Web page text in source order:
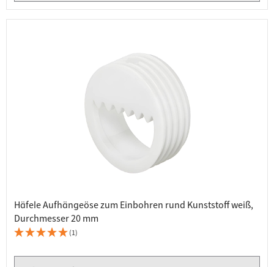
Häfele Aufhängeöse zum Einbohren rund Kunststoff weiß,
Durchmesser 20 mm
(1)